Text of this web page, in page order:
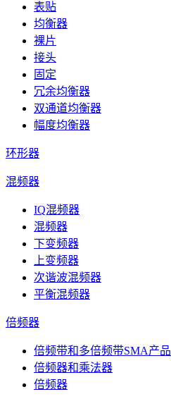
表贴
均衡器
裸片
接头
固定
冗余均衡器
双通道均衡器
幅度均衡器
环形器
混频器
IQ混频器
混频器
下变频器
上变频器
次谐波混频器
平衡混频器
倍频器
倍频带和多倍频带SMA产品
倍频器和乘法器
倍频器